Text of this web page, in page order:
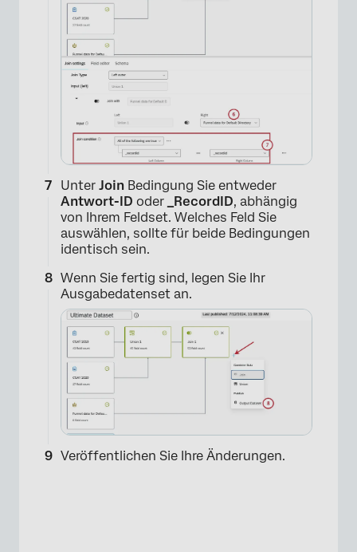
Unter Join Bedingung Sie entweder
Antwort-ID oder _RecordID, abhängig
von Ihrem Feldset. Welches Feld Sie
auswählen, sollte für beide Bedingungen
identisch sein.
Wenn Sie fertig sind, legen Sie Ihr
Ausgabedatenset an.
Veröffentlichen Sie Ihre Änderungen.